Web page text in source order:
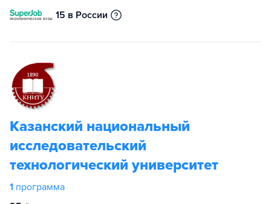
15 в России
Казанский национальный
исследовательский
технологический университет
1 программа